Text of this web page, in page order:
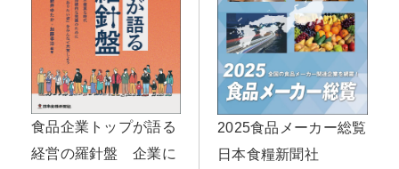
食品企業トップが語る
経営の羅針盤 企業に
2025食品メーカー総覧
日本食糧新聞社